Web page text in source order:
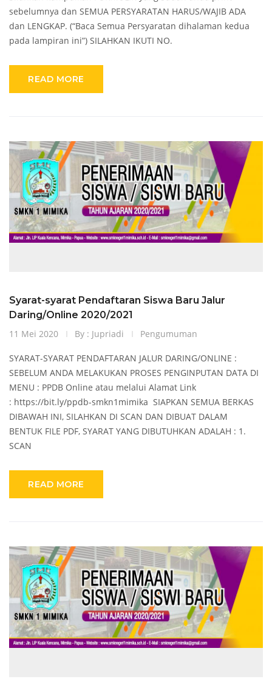
sebelumnya dan SEMUA PERSYARATAN HARUS/WAJIB ADA
dan LENGKAP. (“Baca Semua Persyaratan dihalaman kedua
pada lampiran ini”) SILAHKAN IKUTI NO.
READ MORE
Syarat-syarat Pendaftaran Siswa Baru Jalur
Daring/Online 2020/2021
11 Mei 2020
By : Jupriadi Pengumuman
SYARAT-SYARAT PENDAFTARAN JALUR DARING/ONLINE :
SEBELUM ANDA MELAKUKAN PROSES PENGINPUTAN DATA DI
MENU : PPDB Online atau melalui Alamat Link
: https://bit.ly/ppdb-smkn1mimika SIAPKAN SEMUA BERKAS
DIBAWAH INI, SILAHKAN DI SCAN DAN DIBUAT DALAM
BENTUK FILE PDF, SYARAT YANG DIBUTUHKAN ADALAH : 1.
SCAN
READ MORE